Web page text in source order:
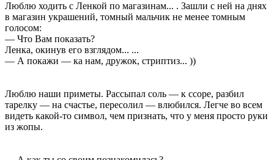
Люблю ходить с Ленкой по магазинам... . Зашли с ней на днях
в магазин украшений, томный мальчик не менее томным
голосом:
— Что Вам показать?
Ленка, окинув его взглядом... ...
— А покажи — ка нам, дружок, стриптиз... ))
Люблю наши приметы. Рассыпал соль — к ссоре, разбил
тарелку — на счастье, пересолил — влюбился. Легче во всем
видеть какой-то символ, чем признать, что у меня просто руки
из жопы.